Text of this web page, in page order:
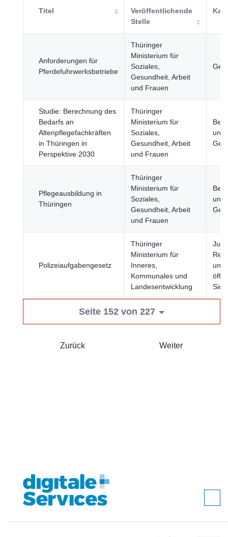
Titel
Veröffentlichende
Stelle
Anforderungen für
Pferdefuhrwerksbetriebe
Thüringer
Ministerium für
Soziales,
Gesundheit, Arbeit
und Frauen
Studie: Berechnung des
Bedarfs an
Altenpflegefachkräften
in Thüringen in
Perspektive 2030
Thüringer
Ministerium für
Soziales,
Gesundheit, Arbeit
und Frauen
und
Pflegeausbildung in
Thüringen
Thüringer
Ministerium für
Soziales,
Gesundheit, Arbeit
und Frauen
und
Polizeiaufgabengesetz
Thüringer
Ministerium für
Inneres,
Kommunales und
Landesentwicklung
und
Seite 152 von 227
Zurück Weiter